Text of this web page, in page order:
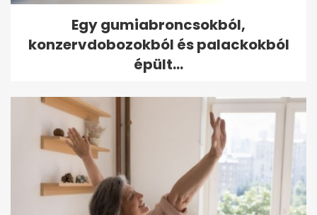
Egy gumiabroncsokból,
konzervdobozokból és palackokból
épült...